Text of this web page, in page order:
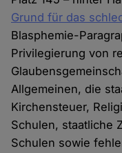
Grund für das
Blasphemie-
Privilegierung von
Allgemeinen, die
Kirchensteuer,
Schulen, staatliche
Schulen sowie